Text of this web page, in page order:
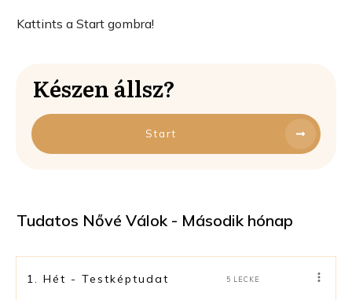
Kattints a Start gombra!
Készen állsz?
Start
Tudatos Nővé Válok - Második hónap
1. Hét - Testképtudat 5 LECKE